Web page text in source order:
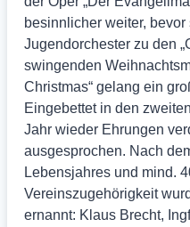
besinnlicher weiter,
Jugendorchester zu den
swingenden
Christmas“ gelang ein
Eingebettet in den
Jahr wieder Ehrungen
ausgesprochen. Nach
Lebensjahres und mind.
Vereinszugehörigkeit
ernannt: Klaus Brecht,